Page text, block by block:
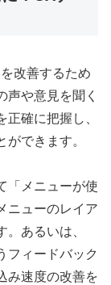
改善するため
声や意見を聞く
確に把握し、
できます。
「メニューが使
ニューのレイア
あるいは、
フィードバック
み速度の改善を